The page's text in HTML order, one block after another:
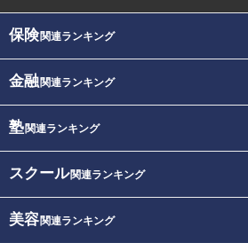
保険関連ランキング
金融関連ランキング
塾関連ランキング
スクール関連ランキング
美容関連ランキング